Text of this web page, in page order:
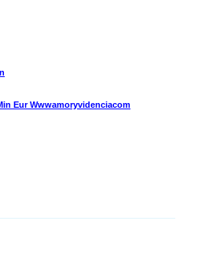
Eur Wwwamoryvidenciacom